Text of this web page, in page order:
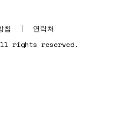
침 |
연락처
rights reserved.